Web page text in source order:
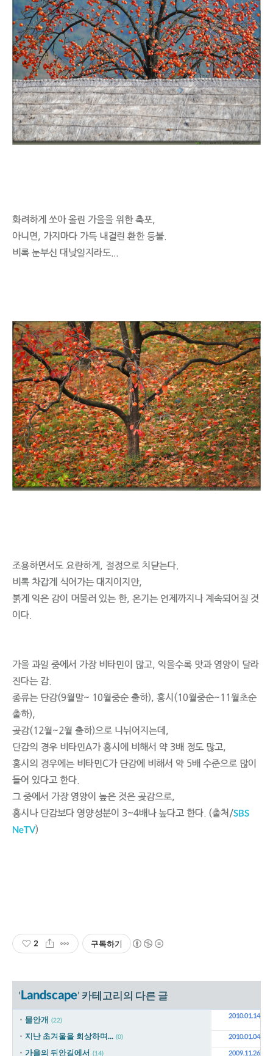
화려하게 쏘아 올린 가을을 위한 축포,
아니면, 가지마다 가득 내걸린 환한 등불.
비록 눈부신 대낮일지라도...
조용하면서도 요란하게, 절정으로 치닫는다.
비록 차갑게 식어가는 대지이지만,
붉게 익은 감이 머물러 있는 한, 온기는 언제까지나 계속되어질 것
이다.
가을 과일 중에서 가장 비타민이 많고, 익을수록 맛과 영양이 달라
진다는 감.
종류는 단감(9월말~ 10월중순 출하), 홍시(10월중순~11월초순
출하),
곶감(12월~2월 출하)으로 나뉘어지는데,
단감의 경우 비타민A가 홍시에 비해서 약 3배 정도 많고,
홍시의 경우에는 비타민C가 단감에 비해서 약 5배 수준으로 많이
들어 있다고 한다.
그 중에서 가장 영양이 높은 것은 곶감으로,
홍시나 단감보다 영양성분이 3~4배나 높다고 한다. (출처/SBS
NeTV)
2 구독하기
'Landscape' 카테고리의 다른 글
물안개 (22)
2010.01.14
지난 초겨울을 회상하며... (0) 2010.01.04
가을의 뒤안길에서 (14) 2009.11.26